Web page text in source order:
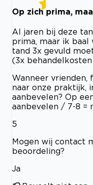
Op zich prima,
Al jaren bij deze
prima, maar ik baal
tand 3x gevuld
(3x
Wanneer vrienden,
naar onze praktijk,
aanbevelen? Op
aanbevelen / 7-8 =
5
Mogen wij contact
beoordeling?
Ja